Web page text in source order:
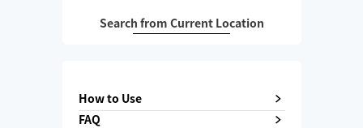
Search from Current Location
How to Use
FAQ